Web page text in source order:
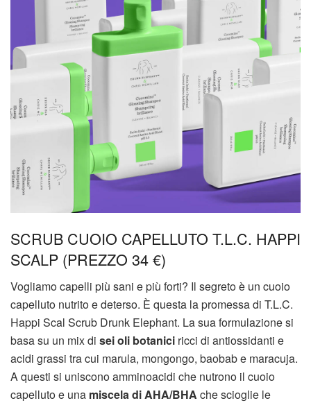
SCRUB CUOIO CAPELLUTO T.L.C. HAPPI
SCALP (PREZZO 34 €)
Vogliamo capelli più sani e più forti? Il segreto è un cuoio
capelluto nutrito e deterso. È questa la promessa di T.L.C.
Happi Scal Scrub Drunk Elephant. La sua formulazione si
basa su un mix di sei oli botanici ricci di antiossidanti e
acidi grassi tra cui marula, mongongo, baobab e maracuja.
A questi si uniscono amminoacidi che nutrono il cuoio
capelluto e una miscela di AHA/BHA che scioglie le